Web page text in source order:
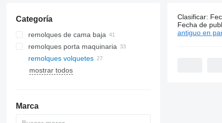
Categoría
remolques de cama baja
remolques porta maquinaria
remolques volquetes
mostrar todos
Marca
27
Clasificar:
Fecha de
antiguo en